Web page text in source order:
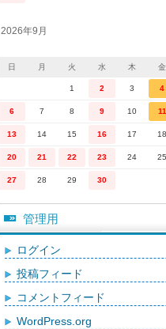
2026年9月
日 月 火 水 木 金
1 2 3 4
6 7 8 9 10 11
13 14 15 16 17 18
20 21 22 23 24 25
27 28 29 30
管理用
ログイン
投稿フィード
コメントフィード
WordPress.org